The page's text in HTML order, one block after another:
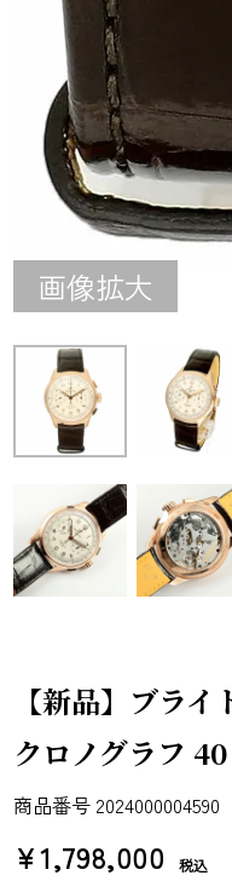
画像拡大
【新品】ブラ
クロノグラフ
商品番号 2024000004590
¥1,798,000 税込